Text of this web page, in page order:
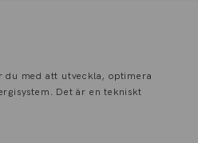
du med att utveckla, optimera
Det är en tekniskt